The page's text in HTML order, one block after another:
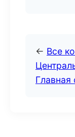
← Все
Главная